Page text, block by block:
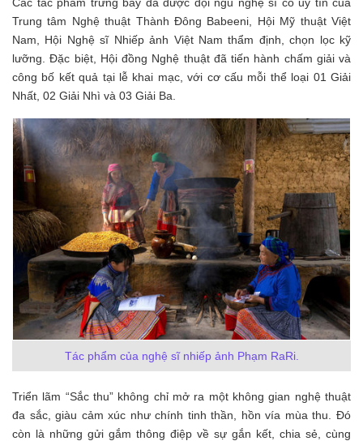
Trung tâm Nghệ thuật Thành Đông Babeeni, Hội Mỹ thuật Việt
Nam, Hội Nghệ sĩ Nhiếp ảnh Việt Nam thẩm định, chọn lọc kỹ
lưỡng. Đặc biệt, Hội đồng Nghệ thuật đã tiến hành chấm giải và
công bố kết quả tại lễ khai mạc, với cơ cấu mỗi thể loại 01 Giải
Nhất, 02 Giải Nhì và 03 Giải Ba.
Tác phẩm của nghệ sĩ nhiếp ảnh Phạm RaRi.
Triển lãm “Sắc thu” không chỉ mở ra một không gian nghệ thuật
đa sắc, giàu cảm xúc như chính tinh thần, hồn vía mùa thu. Đó
còn là những gửi gắm thông điệp về sự gắn kết, chia sẻ, cùng